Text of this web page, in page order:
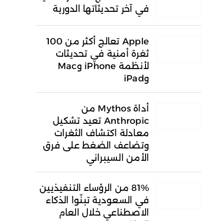
في آخر تحديثاتها الدورية
Apple تعالج أكثر من 100
ثغرة أمنية في تحديثات
لأنظمة iPhone وMac
وiPad
أداة Mythos من
Anthropic تعيد تشكيل
معادلة اكتشاف الثغرات
وتضاعف الضغط على فرق
الأمن السيبراني
81% من الرؤساء التنفيذيين
في السعودية تبنّوا الذكاء
الاصطناعي خلال العام